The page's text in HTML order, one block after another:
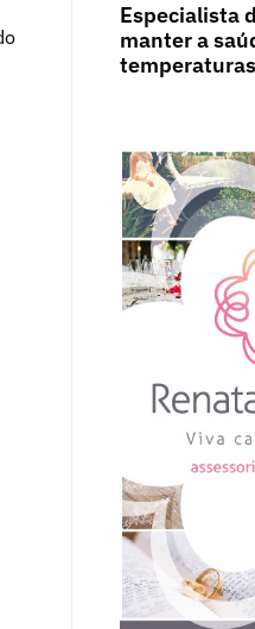
Especialista
manter a
temperaturas